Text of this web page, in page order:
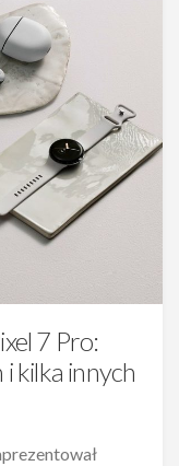
7 Pro:
i kilka innych